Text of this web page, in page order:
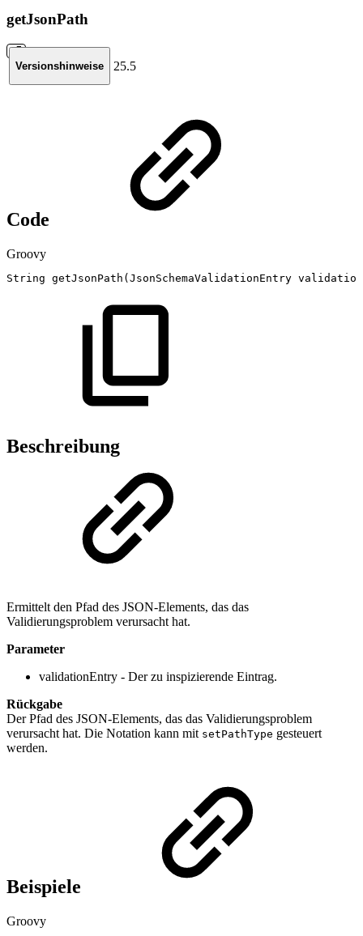
getJsonPath
Versionshinweise 25.5
Code
Groovy
String getJsonPath ( JsonSchemaValidationEntry
Beschreibung
Ermittelt den Pfad des JSON-Elements, das das
Validierungsproblem verursacht hat.
Parameter
validationEntry - Der zu inspizierende Eintrag.
Rückgabe
Der Pfad des JSON-Elements, das das Validierungsproblem
verursacht hat. Die Notation kann mit setPathType gesteuert
werden.
Beispiele
Groovy